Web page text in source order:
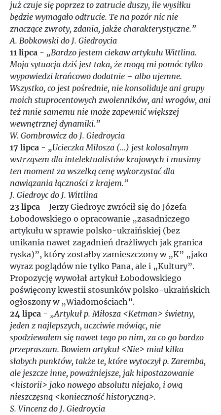
już czuje się poprzez to zatrucie duszy, ile wysiłku
będzie wymagało odtrucie. Te na pozór nic nie
znaczące zwroty, zdania, jakże charakterystyczne.”
A. Bobkowski do J. Giedroycia
11 lipca - „Bardzo jestem ciekaw artykułu Wittlina.
Moja sytuacja dziś jest taka, że mogą mi pomóc tylko
wypowiedzi krańcowo dodatnie – albo ujemne.
Wszystko, co jest pośrednie, nie konsoliduje ani grupy
moich stuprocentowych zwolenników, ani wrogów, ani
też mnie samemu nie może zapewnić większej
wewnętrznej dynamiki.”
W. Gombrowicz do J. Giedroycia
17 lipca - „Ucieczka Miłosza (…) jest kolosalnym
wstrząsem dla intelektualistów krajowych i musimy
ten moment za wszelką cenę wykorzystać dla
nawiązania łączności z krajem.”
J. Giedroyc do J. Wittlina
23 lipca - Jerzy Giedroyc zwrócił się do Józefa
Łobodowskiego o opracowanie „zasadniczego
artykułu w sprawie polsko-ukraińskiej (bez
unikania nawet zagadnień drażliwych jak granica
ryska)”, który zostałby zamieszczony w „K” „jako
wyraz poglądów nie tylko Pana, ale i „Kultury”.
Propozycję wywołał artykuł Łobodowskiego
poświęcony kwestii stosunków polsko-ukraińskich
ogłoszony w „Wiadomościach”.
24 lipca - „Artykuł p. Miłosza <Ketman> świetny,
jeden z najlepszych, uczciwie mówiąc, nie
spodziewałem się nawet tego po nim, za co go bardzo
przepraszam. Bowiem artykuł <Nie> miał kilka
słabych punktów, także te, które wytoczył p. Zaremba,
ale jeszcze inne, poważniejsze, jak hipostazowanie
<historii> jako nowego absolutu niejako, i ową
nieszczęsną <konieczność historyczną>.
S. Vincenz do J. Giedroycia